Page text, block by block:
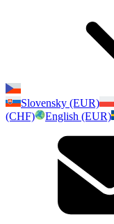
Slovensky (EUR)
(CHF)
English (EUR)